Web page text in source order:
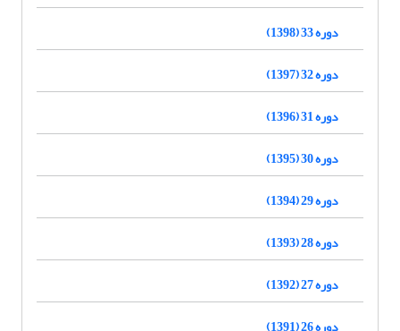
دوره 33 (1398)
دوره 32 (1397)
دوره 31 (1396)
دوره 30 (1395)
دوره 29 (1394)
دوره 28 (1393)
دوره 27 (1392)